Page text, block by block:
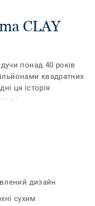
CLAY
понад 40 років
квадратних
ця історія
переливами та
руху з
для Tarkett,
55 кольорах.
технологією
дизайн
сухим